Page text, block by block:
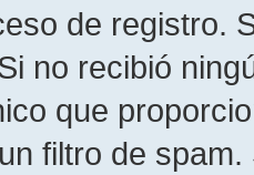
de registro.
no recibió
que
filtro de